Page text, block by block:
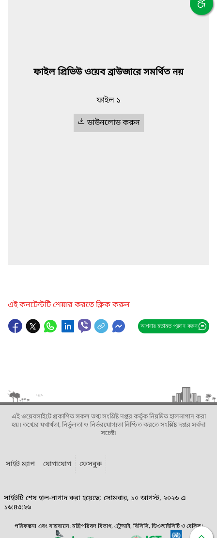
ফাইল প্রিভিউ ওয়েব ব্রাউজারে সমর্থিত নয়
ফাইল ১
ডাউনলোড করুন
এই কনটেন্টটি শেয়ার করতে ক্লিক করুন
আপনার মতামত প্রদান করুন
এই ওয়েবসাইটে প্রকাশিত সকল তথ্য সংশ্লিষ্ট দপ্তর কর্তৃক নিয়মিত হালনাগাদ করা
হয়। তথ্যের যথার্থতা, নির্ভুলতা ও নির্ভরযোগ্যতা নিশ্চিত করতে সংশ্লিষ্ট দপ্তর সর্বদা
সচেষ্ট।
সাইট ম্যাপ যোগাযোগ ফেসবুক
সাইটটি শেষ হাল-নাগাদ করা হয়েছে: সোমবার, ১০ আগস্ট, ২০২৬ এ
১৬:৪৩:২৬
পরিকল্পনা এবং বাস্তবায়ন: মন্ত্রিপরিষদ বিভাগ, এটুআই, বিসিসি, ডিওআইসিটি ও বেসিস।